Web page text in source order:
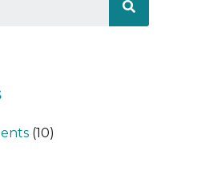
(10)